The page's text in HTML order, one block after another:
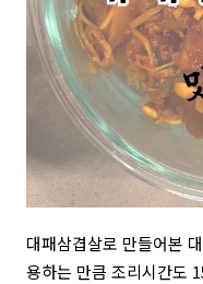
대패삼겹살로 만들어본
용하는 만큼 조리시간도